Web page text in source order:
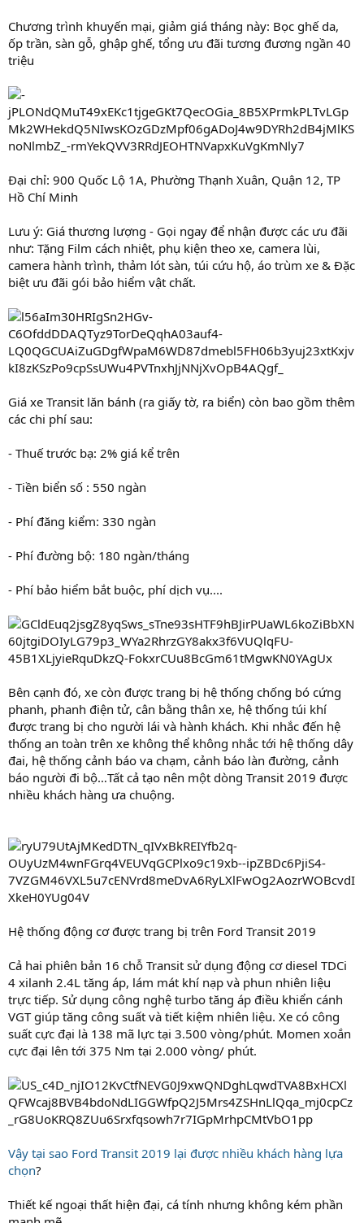
Chương trình khuyến mại, giảm giá tháng này: Bọc ghế da,
ốp trần, sàn gỗ, ghập ghế, tổng ưu đãi tương đương ngần 40
triệu
Đại chỉ: 900 Quốc Lộ 1A, Phường Thạnh Xuân, Quận 12, TP
Hồ Chí Minh
Lưu ý: Giá thương lượng - Gọi ngay để nhận được các ưu đãi
như: Tặng Film cách nhiệt, phụ kiện theo xe, camera lùi,
camera hành trình, thảm lót sàn, túi cứu hộ, áo trùm xe & Đặc
biệt ưu đãi gói bảo hiểm vật chất.
Giá xe Transit lăn bánh (ra giấy tờ, ra biển) còn bao gồm thêm
các chi phí sau:
- Thuế trước bạ: 2% giá kể trên
- Tiền biển số : 550 ngàn
- Phí đăng kiểm: 330 ngàn
- Phí đường bộ: 180 ngàn/tháng
- Phí bảo hiểm bắt buộc, phí dịch vụ....
Bên cạnh đó, xe còn được trang bị hệ thống chống bó cứng
phanh, phanh điện tử, cân bằng thân xe, hệ thống túi khí
được trang bị cho người lái và hành khách. Khi nhắc đến hệ
thống an toàn trên xe không thể không nhắc tới hệ thống dây
đai, hệ thống cảnh báo va chạm, cảnh báo làn đường, cảnh
báo người đi bộ…Tất cả tạo nên một dòng Transit 2019 được
nhiều khách hàng ưa chuộng.
Hệ thống động cơ được trang bị trên Ford Transit 2019
Cả hai phiên bản 16 chỗ Transit sử dụng động cơ diesel TDCi
4 xilanh 2.4L tăng áp, lám mát khí nạp và phun nhiên liệu
trực tiếp. Sử dụng công nghệ turbo tăng áp điều khiển cánh
VGT giúp tăng công suất và tiết kiệm nhiên liệu. Xe có công
suất cực đại là 138 mã lực tại 3.500 vòng/phút. Momen xoắn
cực đại lên tới 375 Nm tại 2.000 vòng/ phút.
Vậy tại sao Ford Transit 2019 lại được nhiều khách hàng lựa
chọn?
Thiết kế ngoại thất hiện đại, cá tính nhưng không kém phần